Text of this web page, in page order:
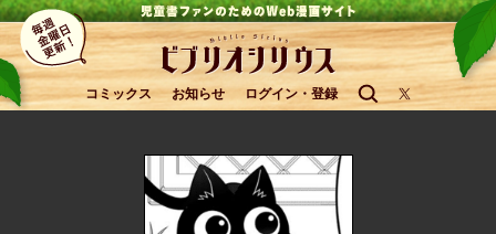
コミックス お知らせ ログイン・登録